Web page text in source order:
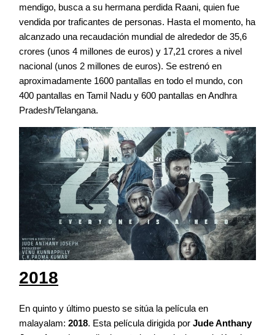
mendigo, busca a su hermana perdida Raani, quien fue
vendida por traficantes de personas. Hasta el momento, ha
alcanzado una recaudación mundial de alrededor de 35,6
crores (unos 4 millones de euros) y 17,21 crores a nivel
nacional (unos 2 millones de euros). Se estrenó en
aproximadamente 1600 pantallas en todo el mundo, con
400 pantallas en Tamil Nadu y 600 pantallas en Andhra
Pradesh/Telangana.
2018
En quinto y último puesto se sitúa la película en
malayalam: 2018. Esta película dirigida por Jude Anthany